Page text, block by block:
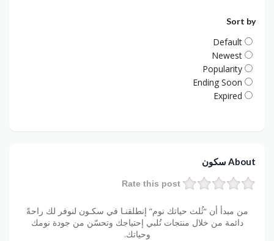
Sort by
Default
Newest
Popularity
Ending Soon
Expired
About سكون
Rate this post
من مبدأ أن “ثُلث حياتك نوم” إنطلقنـا في سكـون لنوفر لك راحةً
دائمة من خلال منتجات تُلبي إحتياجك وتحسّن من جودة نومك
وحياتك.